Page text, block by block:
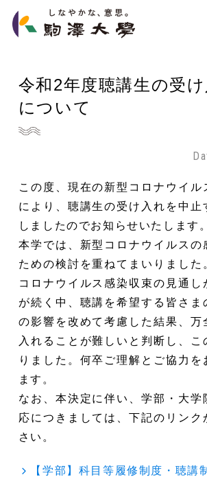
令和2年度聴講生の受
について
この度、現在の新型コロナウイル
により、聴講生の受け入れを中止
しましたのでお知らせいたします。
本学では、新型コロナウイルスの
ための検討を重ねてまいりました
コロナウイルス感染収束の見通し
が続く中、聴講を希望する皆さま
の影響を改めて考慮した結果、万
入れることが難しいと判断し、こ
りました。何卒ご理解とご協力を
ます。
なお、本決定に伴い、学部・大学
応につきましては、下記のリンク
さい。
【学部】科目等履修制度・聴講